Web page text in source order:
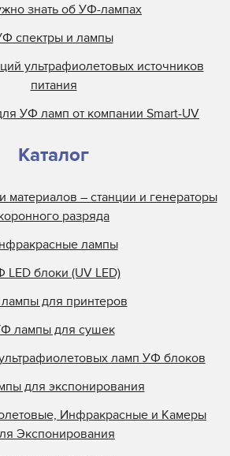
знать об УФ-лампах
спектры и лампы
ультрафиолетовых источников
питания
УФ ламп от компании Smart-UV
Каталог
материалов – станции и генераторы
разряда
лампы
LED блоки (UV LED)
для принтеров
лампы для сушек
ламп УФ блоков
для экспонирования
Инфракрасные и Камеры
Экспонирования